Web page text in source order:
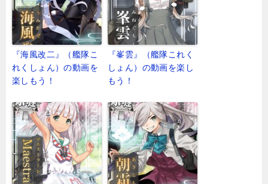
『海風改二』（艦隊こ
れくしょん）の動画を
楽しもう！
『峯雲』（艦隊これく
しょん）の動画を楽し
もう！